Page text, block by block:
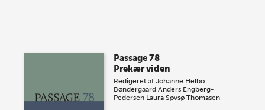
Passage 78
Prekær viden
Redigeret afJohanne Helbo
Bøndergaard Anders Engberg-
Pedersen Laura Søvsø Thomasen